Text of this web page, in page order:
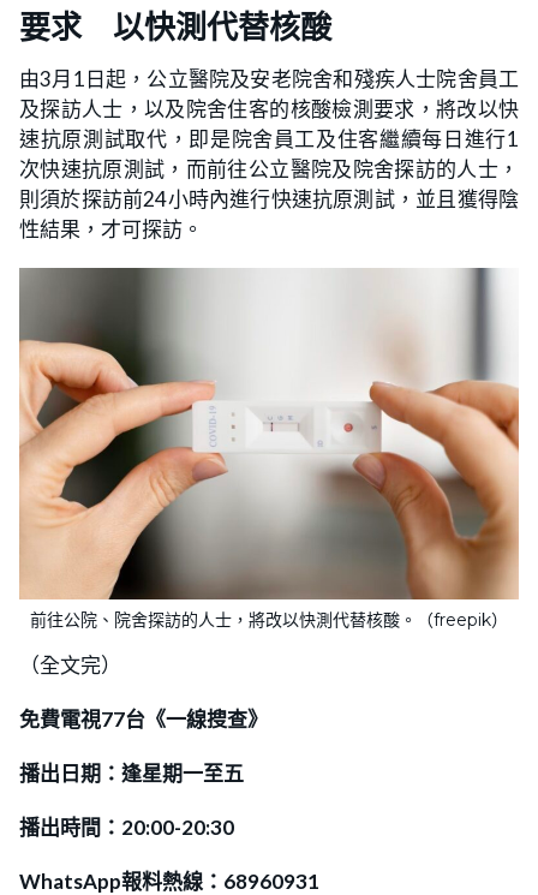
要求 以快測代替核酸
由3月1日起，公立醫院及安老院舍和殘疾人士院舍員工
及探訪人士，以及院舍住客的核酸檢測要求，將改以快
速抗原測試取代，即是院舍員工及住客繼續每日進行1
次快速抗原測試，而前往公立醫院及院舍探訪的人士，
則須於探訪前24小時內進行快速抗原測試，並且獲得陰
性結果，才可探訪。
前往公院、院舍探訪的人士，將改以快測代替核酸。（freepik）
（全文完）
免費電視77台《一線搜查》
播出日期：逢星期一至五
播出時間：20:00-20:30
WhatsApp報料熱線：68960931